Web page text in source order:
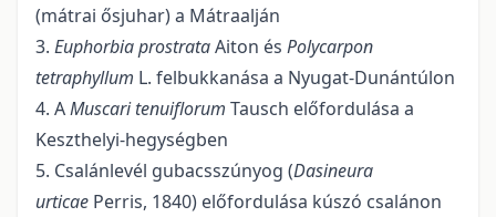
(mátrai ősjuhar) a Mátraalján
3. Euphorbia prostrataAiton és Polycarpon
tetraphyllum L. felbukkanása a Nyugat-Dunántúlon
4. AMuscari tenuiflorum Tausch előfordulása a
Keszthelyi-hegységben
5. Csalánlevél gubacsszúnyog (Dasineura
urticae Perris, 1840) előfordulása kúszó csalánon